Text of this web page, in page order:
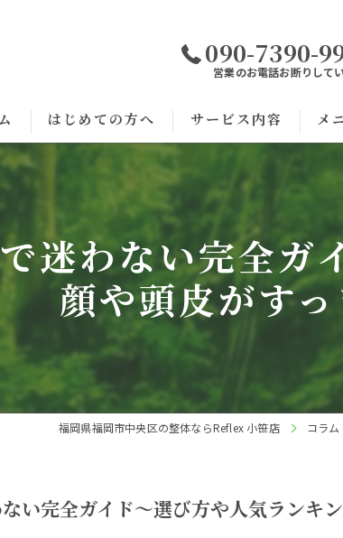
090-7390-
営業のお電話お断りして
はじめての方へ サービス内容 メ
迷わない完全ガ
顔や頭皮がす
福岡県福岡市中央区の整体ならReflex 小笹店 コラム
い完全ガイド〜選び方や人気ランキ